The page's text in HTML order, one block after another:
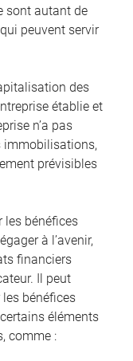
sont autant de
peuvent servir
des
établie et
n’a pas
immobilisations,
prévisibles
les bénéfices
à l’avenir,
financiers
Il peut
bénéfices
éléments
comme :